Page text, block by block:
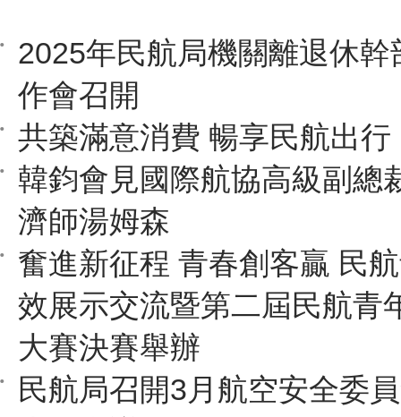
2025年民航局機關離退休幹
作會召開
共築滿意消費 暢享民航出行
韓鈞會見國際航協高級副總
濟師湯姆森
奮進新征程 青春創客贏 民
效展示交流暨第二屆民航青
大賽決賽舉辦
民航局召開3月航空安全委